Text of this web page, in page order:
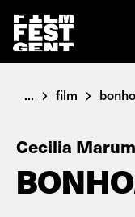
... film
Cecilia Marum